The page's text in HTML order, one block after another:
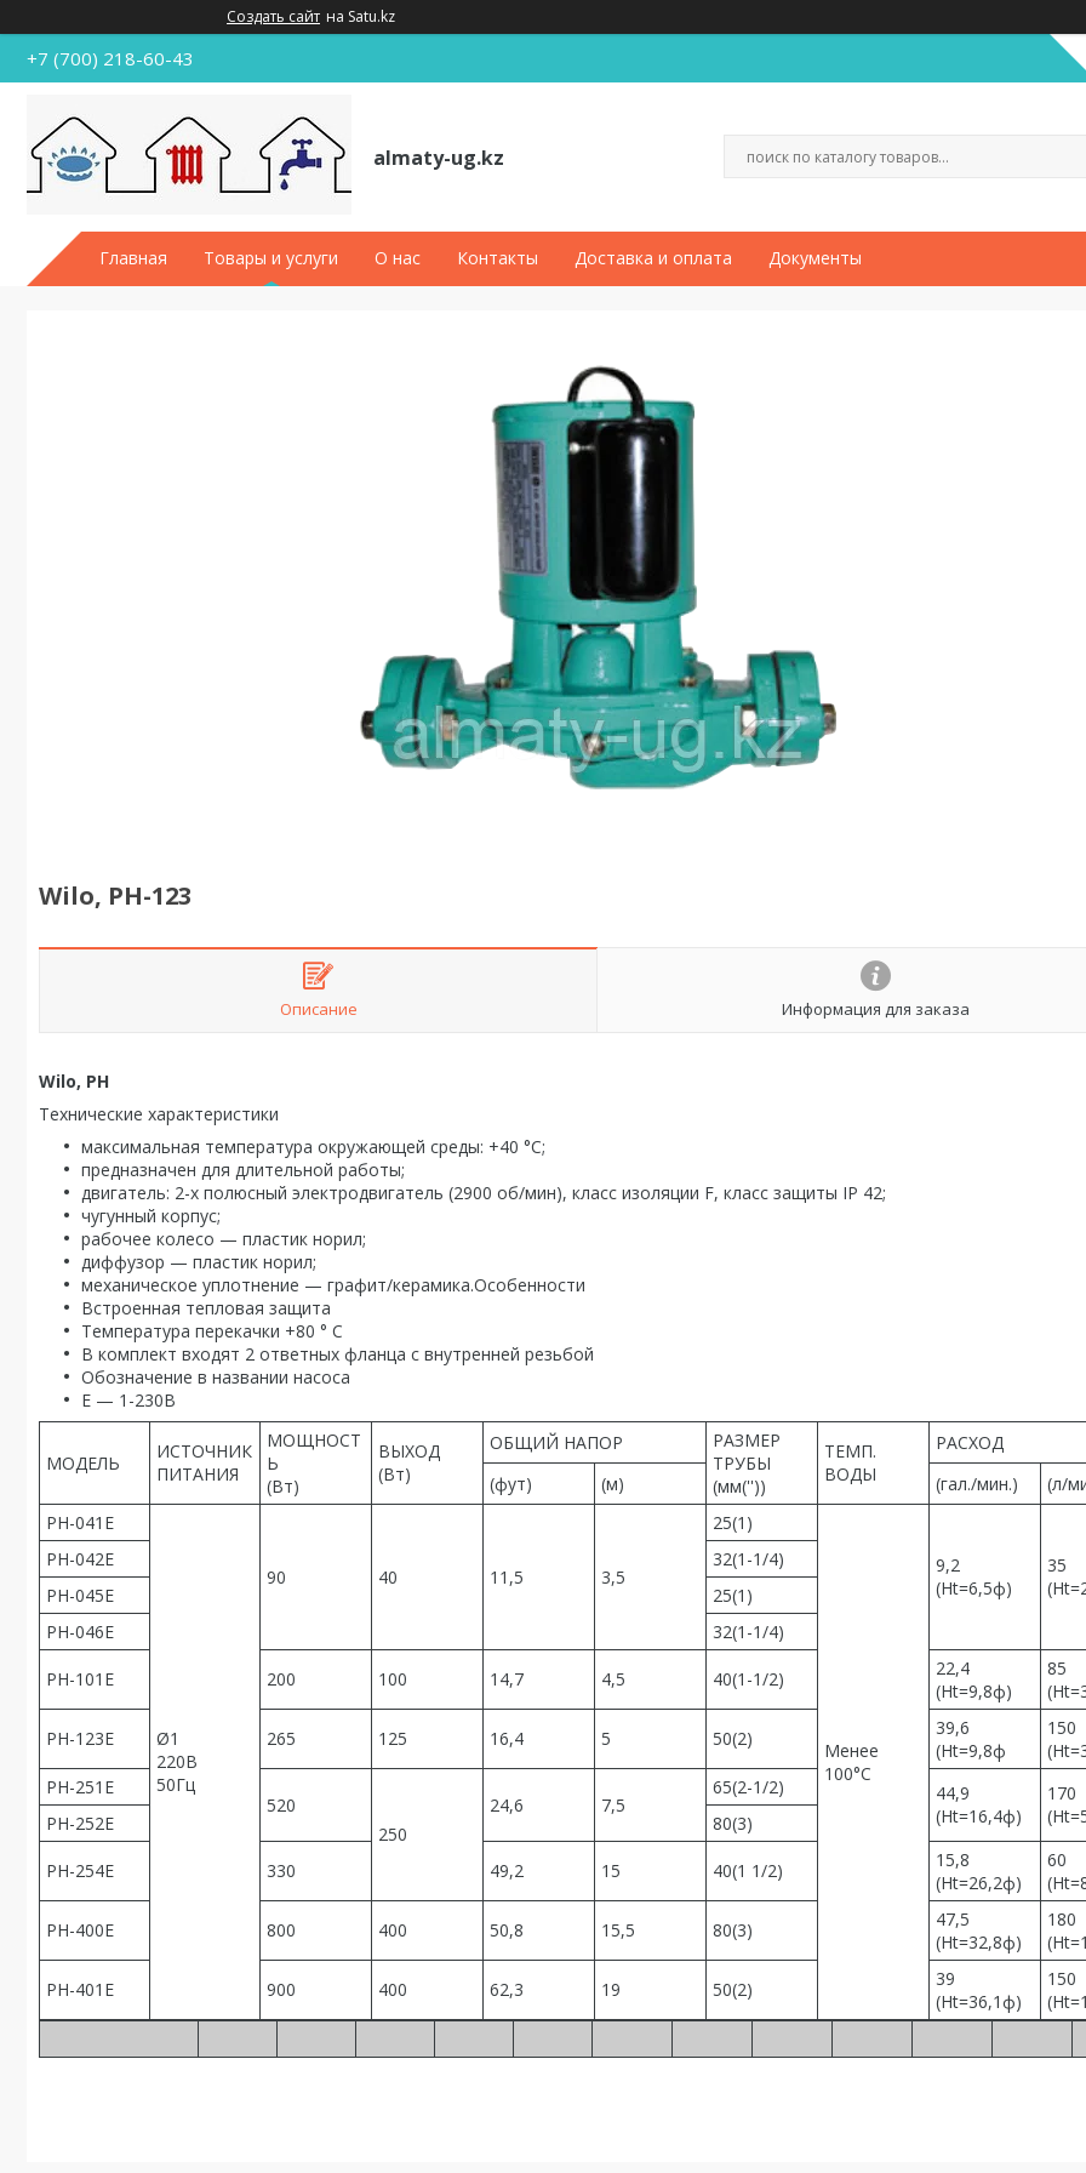
Создать сайт на Satu.kz
+7 (700) 218-60-43
almaty-ug.kz
Главная Товары и услуги О нас Контакты Доставка и оплата Документы
Wilo, PH-123
Описание Информация для заказа
Wilo, PH
Технические характеристики
максимальная температура окружающей среды: +40 °С;
предназначен для длительной работы;
двигатель: 2-х полюсный электродвигатель (2900 об/мин), класс изоляции F, класс защиты IP 42;
чугунный корпус;
рабочее колесо — пластик норил;
диффузор — пластик норил;
механическое уплотнение — графит/керамика.Особенности
Встроенная тепловая защита
Температура перекачки +80 ° C
В комплект входят 2 ответных фланца с внутренней резьбой
Обозначение в названии насоса
Е — 1-230B
МОДЕЛЬ
ИСТОЧНИК
ПИТАНИЯ
МОЩНОСТ
Ь
(Вт)
ВЫХОД
(Вт)
ОБЩИЙ НАПОР
РАЗМЕР
ТРУБЫ
(мм(''))
ТЕМП.
ВОДЫ
РАСХОД
(фут)
(м) (гал./мин.)
(л/
PH-041E
Ø1
220В
50Гц
90 40 11,5 3,5
25(1)
Менее
100°C
9,2
(Ht=6,5ф)
35
PH-042E
32(1-1/4)
PH-045E
25(1)
PH-046E
32(1-1/4)
PH-101E 200 100 14,7 4,5 40(1-1/2)
22,4
(Ht=9,8ф)
85
PH-123E 265 125 16,4 5 50(2)
39,6
(Ht=9,8ф
150
PH-251E
520
250
24,6 7,5
65(2-1/2)
44,9
(Ht=16,4ф)
170
PH-252E 80(3)
PH-254E 330 49,2 15 40(1 1/2)
15,8
(Ht=26,2ф)
60
PH-400E 800 400 50,8 15,5 80(3)
47,5
(Ht=32,8ф)
180
PH-401E 900 400 62,3 19 50(2)
39
(Ht=36,1ф)
150